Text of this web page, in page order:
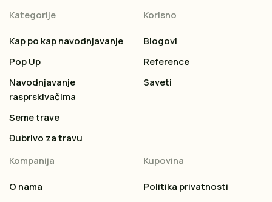
Kategorije
Kap po kap navodnjavanje
Pop Up
Navodnjavanje
rasprskivačima
Seme trave
Đubrivo za travu
Korisno
Blogovi
Reference
Saveti
Kompanija
O nama
Kupovina
Politika privatnosti